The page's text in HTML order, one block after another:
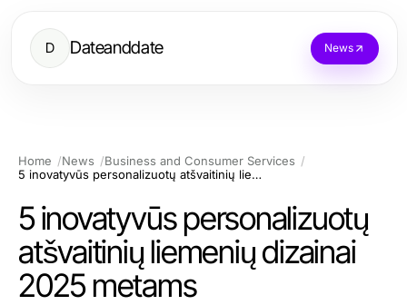
D Dateanddate News
Home News
Business and Consumer Services
5 inovatyvūs personalizuotų atšvaitinių liemenių dizainai 2025 metams
5 inovatyvūs personalizuotų
atšvaitinių liemenių dizainai
2025 metams